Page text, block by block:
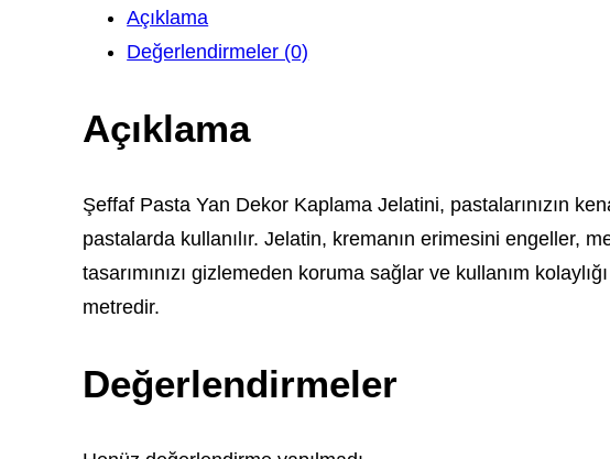
Açıklama
Değerlendirmeler (0)
Açıklama
Şeffaf Pasta Yan Dekor Kaplama Jelatini, pastalarınızın
pastalarda kullanılır. Jelatin, kremanın erimesini engeller,
tasarımınızı gizlemeden koruma sağlar ve kullanım
metredir.
Değerlendirmeler